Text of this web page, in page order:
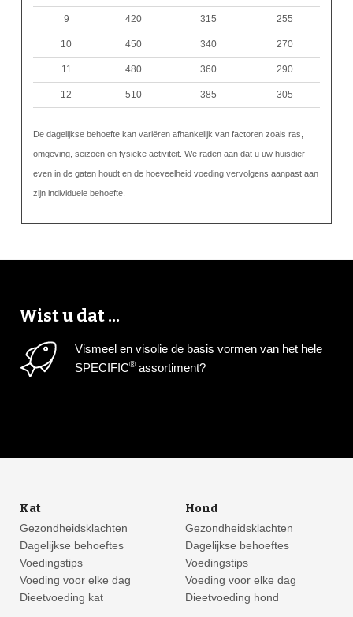
9 420 315 255
10 450 340 270
11 480 360 290
12 510 385 305
De dagelijkse behoefte kan variëren afhankelijk van factoren zoals ras,
omgeving, seizoen en fysieke activiteit. We raden aan dat u uw huisdier
even in de gaten houdt en de hoeveelheid voeding vervolgens aanpast aan
zijn individuele behoefte.
Wist u dat ...
Vismeel en visolie de basis vormen van het hele
SPECIFIC® assortiment?
Kat
Gezondheidsklachten
Dagelijkse behoeftes
Voedingstips
Voeding voor elke dag
Dieetvoeding kat
Hond
Gezondheidsklachten
Dagelijkse behoeftes
Voedingstips
Voeding voor elke dag
Dieetvoeding hond